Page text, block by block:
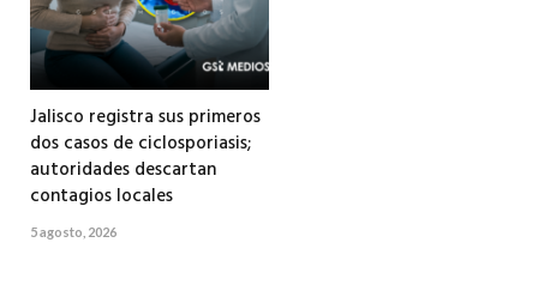
Jalisco registra sus primeros
dos casos de ciclosporiasis;
autoridades descartan
contagios locales
5 agosto, 2026